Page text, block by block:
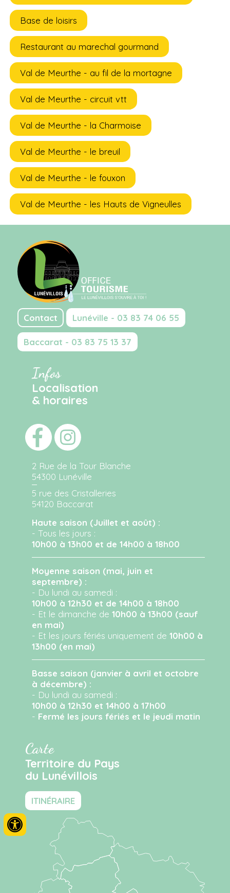
Base de loisirs
Restaurant au marechal gourmand
Val de Meurthe - au fil de la mortagne
Val de Meurthe - circuit vtt
Val de Meurthe - la Charmoise
Val de Meurthe - le breuil
Val de Meurthe - le fouxon
Val de Meurthe - les Hauts de Vigneulles
Contact Lunéville - 03 83 74 06 55
Baccarat - 03 83 75 13 37
Infos
Localisation
& horaires
2 Rue de la Tour Blanche
54300 Lunéville
5 rue des Cristalleries
54120 Baccarat
Haute saison (Juillet et août) :
- Tous les jours :
10h00 à 13h00 et de 14h00 à 18h00
Moyenne saison (mai, juin et
septembre) :
- Du lundi au samedi :
10h00 à 12h30 et de 14h00 à 18h00
- Et le dimanche de10h00 à 13h00 (sauf
en mai)
- Et les jours fériés uniquement de10h00 à
13h00 (en mai)
Basse saison (janvier à avril et octobre
à décembre) :
- Du lundi au samedi :
10h00 à 12h30 et 14h00 à 17h00
- Fermé les jours fériés et le jeudi matin
Carte
Territoire du Pays
du Lunévillois
ITINÉRAIRE